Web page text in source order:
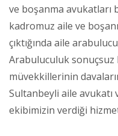
ve boşanma avukatları
kadromuz aile ve
çıktığında aile
Arabuluculuk sonuçsuz
müvekkillerinin
Sultanbeyli aile avukatı
ekibimizin verdiği